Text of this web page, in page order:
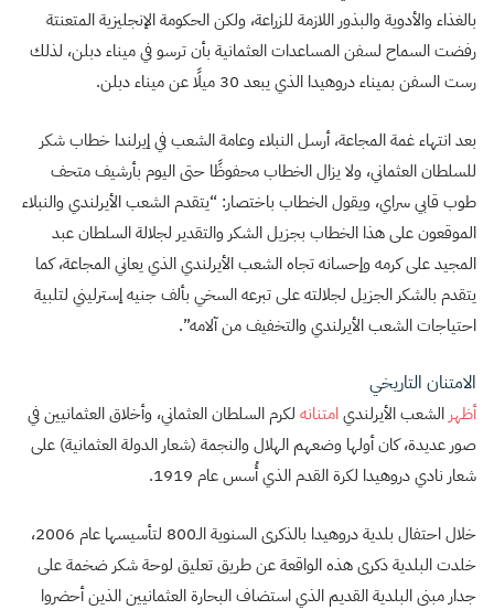
بالغذاء والأدوية والبذور اللازمة للزراعة، ولكن الحكومة الإنجليزية المتعنتة
رفضت السماح لسفن المساعدات العثمانية بأن ترسو في ميناء دبلن، لذلك
رست السفن بميناء دروهيدا الذي يبعد 30 ميلًا عن ميناء دبلن.
بعد انتهاء غمة المجاعة، أرسل النبلاء وعامة الشعب في إيرلندا خطاب شكر
للسلطان العثماني، ولا يزال الخطاب محفوظًا حتى اليوم بأرشيف متحف
طوب قابي سراي، ويقول الخطاب باختصار: “يتقدم الشعب الأيرلندي والنبلاء
الموقعون على هذا الخطاب بجزيل الشكر والتقدير لجلالة السلطان عبد
المجيد على كرمه وإحسانه تجاه الشعب الأيرلندي الذي يعاني المجاعة، كما
يتقدم بالشكر الجزيل لجلالته على تبرعه السخي بألف جنيه إسترليني لتلبية
احتياجات الشعب الأيرلندي والتخفيف من آلامه”.
الامتنان التاريخي
أظهر الشعب الأيرلنديامتنانه لكرم السلطان العثماني، وأخلاق العثمانيين في
صور عديدة، كان أولها وضعهم الهلال والنجمة (شعار الدولة العثمانية) على
شعار نادي دروهيدا لكرة القدم الذي أُسس عام 1919.
خلال احتفال بلدية دروهيدا بالذكرى السنوية الـ800 لتأسيسها عام 2006،
خلدت البلدية ذكرى هذه الواقعة عن طريق تعليق لوحة شكر ضخمة على
جدار مبنى البلدية القديم الذي استضاف البحارة العثمانيين الذين أحضروا